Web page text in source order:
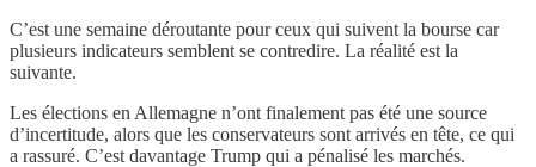
C’est une semaine déroutante pour ceux qui suivent la bourse car
plusieurs indicateurs semblent se contredire. La réalité est la
suivante.
Les élections en Allemagne n’ont finalement pas été une source
d’incertitude, alors que les conservateurs sont arrivés en tête, ce qui
a rassuré. C’est davantage Trump qui a pénalisé les marchés.